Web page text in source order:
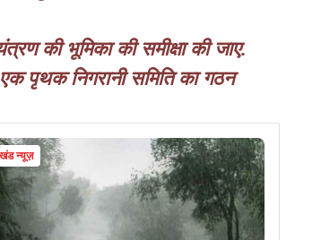
की भूमिका की समीक्षा की जाए.
पृथक निगरानी समिति का गठन
न्यूज़